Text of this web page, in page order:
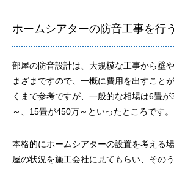
ホームシアターの防音工事を行
部屋の防音設計は、大規模な工事から壁
まざまですので、一概に費用を出すこと
くまで参考ですが、一般的な相場は6畳
～、15畳が450万～といったところです。
本格的にホームシアターの設置を考える
屋の状況を施工会社に見てもらい、その